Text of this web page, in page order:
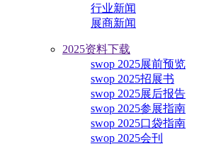
行业新闻
展商新闻
2025资料下载
swop 2025展前预览
swop 2025招展书
swop 2025展后报告
swop 2025参展指南
swop 2025口袋指南
swop 2025会刊